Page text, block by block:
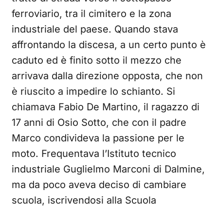
ferroviario, tra il cimitero e la zona
industriale del paese. Quando stava
affrontando la discesa, a un certo punto è
caduto ed è finito sotto il mezzo che
arrivava dalla direzione opposta, che non
è riuscito a impedire lo schianto. Si
chiamava Fabio De Martino, il ragazzo di
17 anni di Osio Sotto, che con il padre
Marco condivideva la passione per le
moto. Frequentava l’Istituto tecnico
industriale Guglielmo Marconi di Dalmine,
ma da poco aveva deciso di cambiare
scuola, iscrivendosi alla Scuola